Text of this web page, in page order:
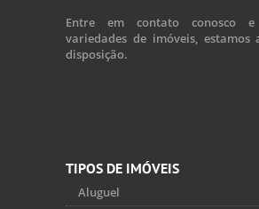
Entre em contato conosco
variedades de imóveis,
disposição.
TIPOS DE IMÓVEIS
Aluguel